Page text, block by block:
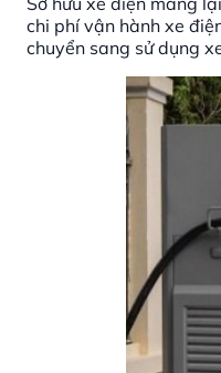
chi phí vận hành xe
chuyển sang sử dụng